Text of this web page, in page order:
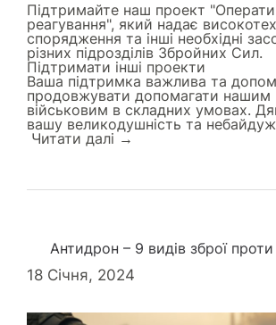
Підтримайте наш проект
реагування", який надає
спорядження та інші необхідні
різних підрозділів Збройних Сил.
Підтримати інші проекти
Ваша підтримка важлива та
продовжувати допомагати нашим
військовим в складних умовах.
вашу великодушність та
Читати далi →
Антидрон – 9 видів зброї проти
18 Січня, 2024